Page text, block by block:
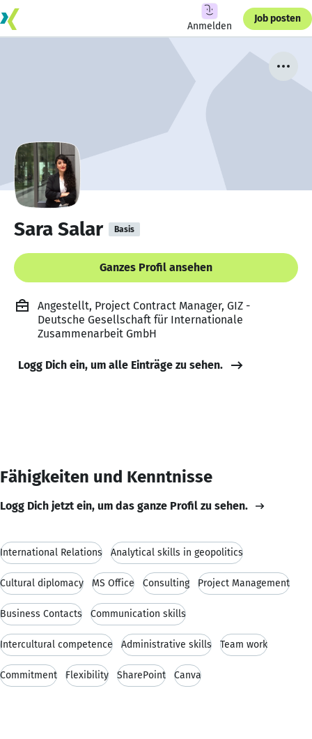
Anmelden
Job posten
Sara Salar Basis
Ganzes Profil ansehen
Angestellt, Project Contract Manager, GIZ -
Deutsche Gesellschaft für Internationale
Zusammenarbeit GmbH
Logg Dich ein, um alle Einträge zu sehen.
Fähigkeiten und Kenntnisse
Logg Dich jetzt ein, um das ganze Profil zu sehen.
International Relations Analytical skills in geopolitics
Cultural diplomacy MS Office Consulting Project Management
Business Contacts Communication skills
Intercultural competence Administrative skills Team work
Commitment Flexibility SharePoint Canva